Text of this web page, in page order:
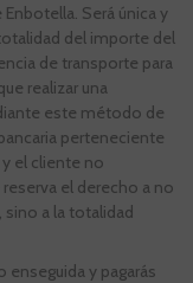
Será única y
del importe del
de transporte para
realizar una
este método de
perteneciente
y el cliente no
el derecho a no
a la totalidad
y pagarás